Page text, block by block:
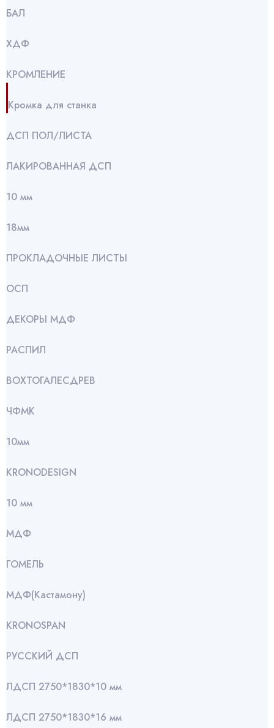
БАЛ
ХДФ
КРОМЛЕНИЕ
Кромка для станка
ДСП ПОЛ/ЛИСТА
ЛАКИРОВАННАЯ ДСП
10 мм
18мм
ПРОКЛАДОЧНЫЕ ЛИСТЫ
ОСП
ДЕКОРЫ МДФ
РАСПИЛ
ВОХТОГАЛЕСДРЕВ
ЧФМК
10мм
KRONODESIGN
10 мм
МДФ
ГОМЕЛЬ
МДФ(Кастамону)
KRONOSPAN
РУССКИЙ ДСП
ЛДСП 2750*1830*10 мм
ЛДСП 2750*1830*16 мм